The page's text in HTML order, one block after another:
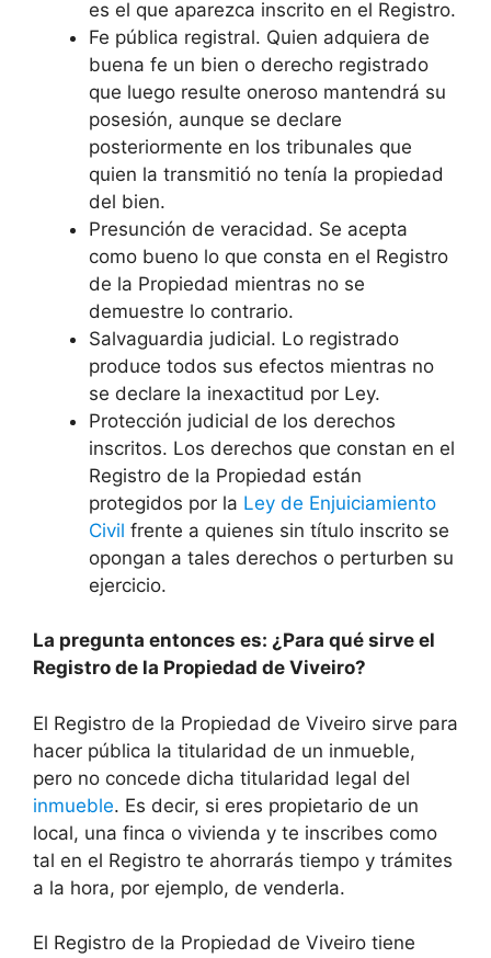
es el que aparezca inscrito en el Registro.
Fe pública registral. Quien adquiera de
buena fe un bien o derecho registrado
que luego resulte oneroso mantendrá su
posesión, aunque se declare
posteriormente en los tribunales que
quien la transmitió no tenía la propiedad
del bien.
Presunción de veracidad. Se acepta
como bueno lo que consta en el Registro
de la Propiedad mientras no se
demuestre lo contrario.
Salvaguardia judicial. Lo registrado
produce todos sus efectos mientras no
se declare la inexactitud por Ley.
Protección judicial de los derechos
inscritos. Los derechos que constan en el
Registro de la Propiedad están
protegidos por la Ley de Enjuiciamiento
Civil frente a quienes sin título inscrito se
opongan a tales derechos o perturben su
ejercicio.
La pregunta entonces es: ¿Para qué sirve el
Registro de la Propiedad de Viveiro?
El Registro de la Propiedad de Viveiro sirve para
hacer pública la titularidad de un inmueble,
pero no concede dicha titularidad legal del
inmueble. Es decir, si eres propietario de un
local, una finca o vivienda y te inscribes como
tal en el Registro te ahorrarás tiempo y trámites
a la hora, por ejemplo, de venderla.
El Registro de la Propiedad de Viveiro tiene